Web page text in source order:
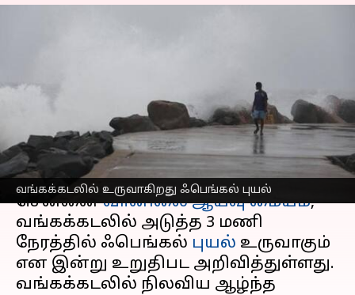
வங்கக்கடலில் உருவாகிறது ஃபெங்கல் புயல்
வானிலை ஆய்வு மையம்
Venkatalakshmi V Nov 29, 2024 12:43 pm
செய்தி முன்னோட்டம்
சென்னைவானிலை ஆய்வு மையம்,
வங்கக்கடலில் அடுத்த 3 மணி
நேரத்தில் ஃபெங்கல் புயல் உருவாகும்
என இன்று உறுதிபட அறிவித்துள்ளது.
வங்கக்கடலில் நிலவிய ஆழ்ந்த